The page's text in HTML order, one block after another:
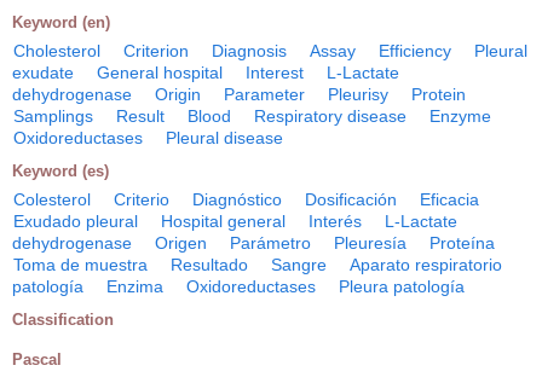
Keyword (en)
Cholesterol Criterion Diagnosis Assay Efficiency
Pleural
exudate
General hospital Interest
L-Lactate
dehydrogenase
Origin Parameter Pleurisy
Protein
Samplings
Result Blood Respiratory disease
Enzyme
Oxidoreductases
Pleural disease
Keyword (es)
Colesterol Criterio Diagnóstico Dosificación
Eficacia
Exudado pleural
Hospital general Interés
L-Lactate
dehydrogenase
Origen Parámetro Pleuresía
Proteína
Toma de muestra
Resultado Sangre
Aparato respiratorio
patología
Enzima Oxidoreductases Pleura patología
Classification
Pascal